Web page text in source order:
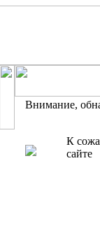
Внимание,
К
сайте